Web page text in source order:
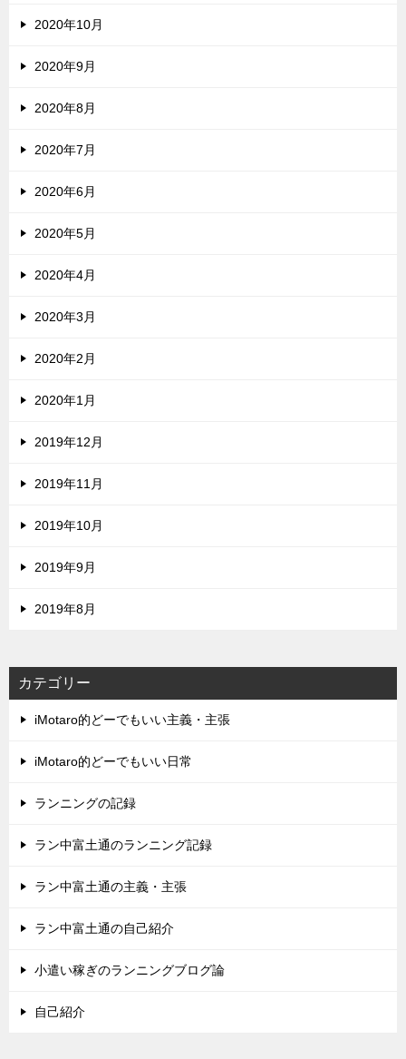
2020年10月
2020年9月
2020年8月
2020年7月
2020年6月
2020年5月
2020年4月
2020年3月
2020年2月
2020年1月
2019年12月
2019年11月
2019年10月
2019年9月
2019年8月
カテゴリー
iMotaro的どーでもいい主義・主張
iMotaro的どーでもいい日常
ランニングの記録
ラン中富土通のランニング記録
ラン中富土通の主義・主張
ラン中富土通の自己紹介
小遣い稼ぎのランニングブログ論
自己紹介